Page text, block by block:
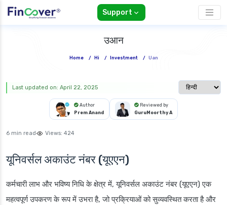
Support
उआन
Home / Hi / Investment / Uan
Select
Last updated on: April 22, 2025
Author
Prem Anand
Reviewed by
GuruMoorthy A
6 min read Views: 424
यूनिवर्सल अकाउंट नंबर (यूएएन)
कर्मचारी लाभ और भविष्य निधि के क्षेत्र में, यूनिवर्सल अकाउंट नंबर (यूएएन) एक
महत्वपूर्ण उपकरण के रूप में उभरा है, जो प्रक्रियाओं को सुव्यवस्थित करता है और